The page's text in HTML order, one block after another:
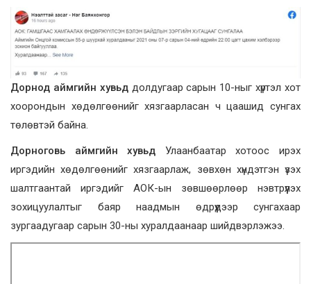
Дорнод аймгийн хувьддолдугаар сарын 10-ныг хүртэл хот
хоорондын хөдөлгөөнийг хязгаарласан ч цаашид сунгах
төлөвтэй байна.
Дорноговь аймгийн хувьд Улаанбаатар хотоос ирэх
иргэдийн хөдөлгөөнийг хязгаарлаж, зөвхөн хүндэтгэн үзэх
шалтгаантай иргэдийг АОК-ын зөвшөөрлөөр нэвтрүүлэх
зохицуулалтыг баяр наадмын өдрүүдээр сунгахаар
зургаадугаар сарын 30-ны хуралдаанаар шийдвэрлэжээ.